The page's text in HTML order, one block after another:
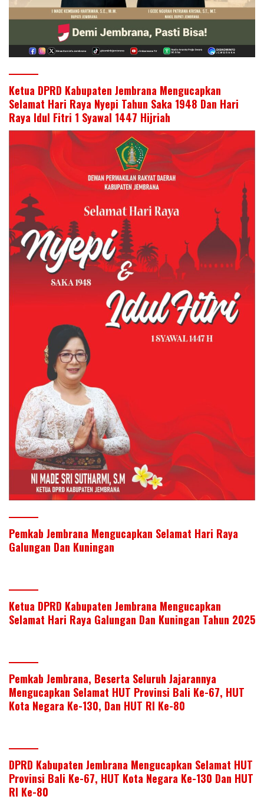
Ketua DPRD Kabupaten Jembrana Mengucapkan
Selamat Hari Raya Nyepi Tahun Saka 1948 Dan Hari
Raya Idul Fitri 1 Syawal 1447 Hijriah
Pemkab Jembrana Mengucapkan Selamat Hari Raya
Galungan Dan Kuningan
Ketua DPRD Kabupaten Jembrana Mengucapkan
Selamat Hari Raya Galungan Dan Kuningan Tahun 2025
Pemkab Jembrana, Beserta Seluruh Jajarannya
Mengucapkan Selamat HUT Provinsi Bali Ke-67, HUT
Kota Negara Ke-130, Dan HUT RI Ke-80
DPRD Kabupaten Jembrana Mengucapkan Selamat HUT
Provinsi Bali Ke-67, HUT Kota Negara Ke-130 Dan HUT
RI Ke-80